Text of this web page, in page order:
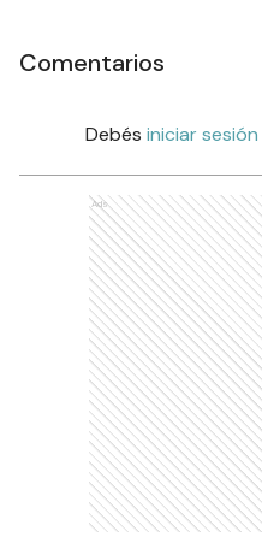
Comentarios
Debés iniciar sesión
Ads